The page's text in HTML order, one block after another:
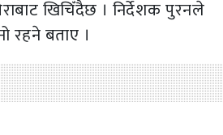
खिचिँदैछ । निर्देशक पुरनले
रहने बताए ।